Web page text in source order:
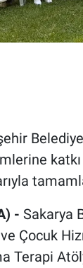
- Sakarya
ve Çocuk
Terapi